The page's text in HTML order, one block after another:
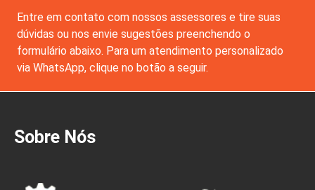
Entre em contato com nossos assessores e tire suas
dúvidas ou nos envie sugestões preenchendo o
formulário abaixo. Para um atendimento personalizado
via WhatsApp, clique no botão a seguir.
Sobre Nós